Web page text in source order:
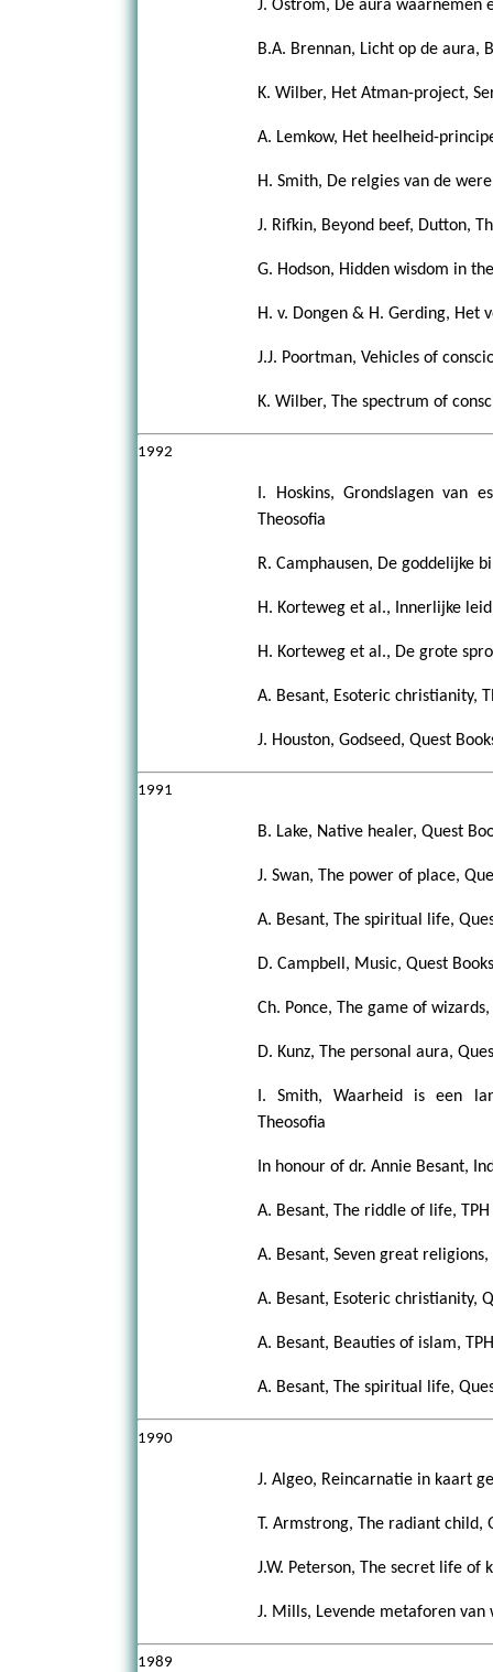
J. Ostrom, De aura waarnemen
B.A. Brennan, Licht op de aura,
K. Wilber, Het Atman-project,
A. Lemkow, Het heelheid-
H. Smith, De relgies van de
J. Rifkin, Beyond beef, Dutton,
G. Hodson, Hidden wisdom in
H. v. Dongen & H. Gerding, Het
J.J. Poortman, Vehicles of
K. Wilber, The spectrum of
1992
I. Hoskins, Grondslagen van
Theosofia
R. Camphausen, De goddelijke
H. Korteweg et al., Innerlijke
H. Korteweg et al., De grote
A. Besant, Esoteric christianity,
J. Houston, Godseed, Quest
1991
B. Lake, Native healer, Quest
J. Swan, The power of place,
A. Besant, The spiritual life,
D. Campbell, Music, Quest
Ch. Ponce, The game of
D. Kunz, The personal aura,
I. Smith, Waarheid is een
Theosofia
In honour of dr. Annie Besant,
A. Besant, The riddle of life,
A. Besant, Seven great religions,
A. Besant, Esoteric christianity,
A. Besant, Beauties of islam,
A. Besant, The spiritual life,
1990
J. Algeo, Reincarnatie in kaart
T. Armstrong, The radiant child,
J.W. Peterson, The secret life of
J. Mills, Levende metaforen van
1989